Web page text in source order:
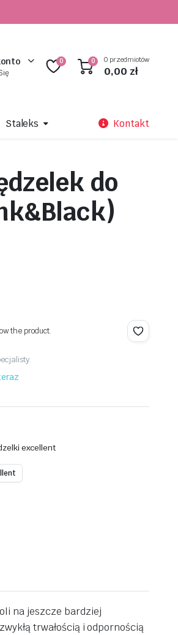
0 0 0 przedmiotów
0,00 zł
Staleks Kontakt
do
the product.
excellent
na jeszcze bardziej
trwałością i odpornością